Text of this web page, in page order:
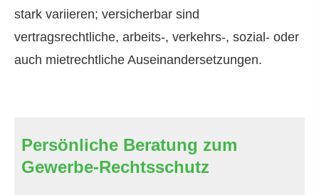
stark variieren; versicherbar sind
vertragsrechtliche, arbeits-, verkehrs-, sozial- oder
auch mietrechtliche Auseinandersetzungen.
Persönliche Beratung zum
Gewerbe-Rechtsschutz